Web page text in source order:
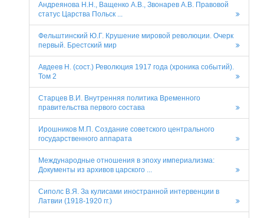
Андреянова Н.Н., Ващенко А.В., Звонарев А.В. Правовой
статус Царства Польск ...
Фельштинский Ю.Г. Крушение мировой революции. Очерк
первый. Брестский мир
Авдеев Н. (сост.) Революция 1917 года (хроника событий).
Том 2
Старцев В.И. Внутренняя политика Временного
правительства первого состава
Ирошников М.П. Создание советского центрального
государственного аппарата
Международные отношения в эпоху империализма:
Документы из архивов царского ...
Сиполс В.Я. За кулисами иностранной интервенции в
Латвии (1918-1920 гг.)